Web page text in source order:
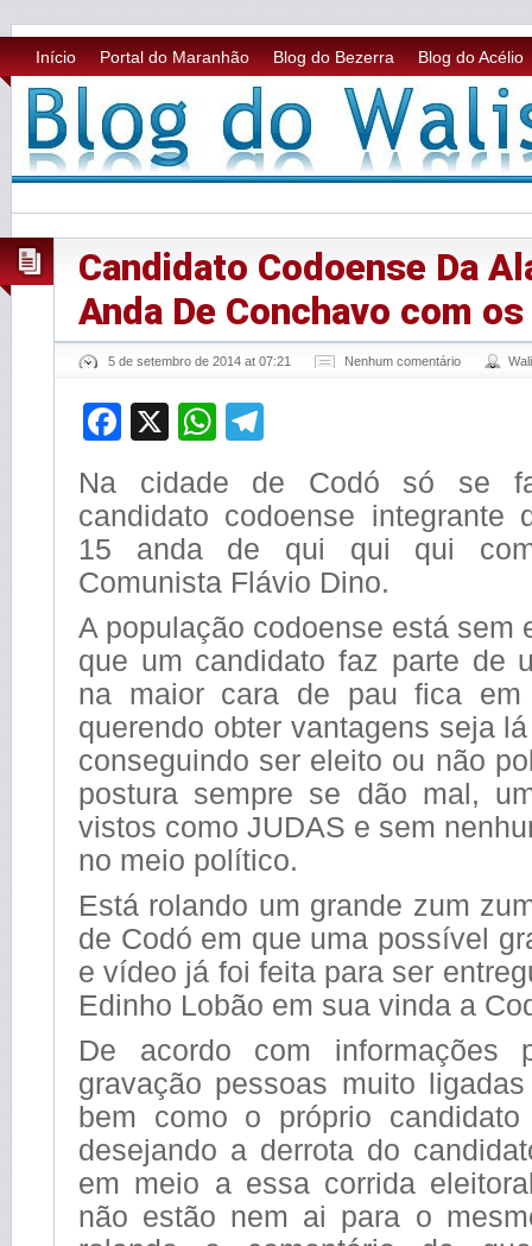
Início Portal do Maranhão Blog do Bezerra Blog do Acélio
Candidato Codoense Da
Anda De Conchavo com
5 de setembro de 2014 at 07:21 Nenhum comentário
Facebook
X WhatsApp
Na cidade de Codó só se
candidato codoense integrante
15 anda de qui qui qui
Comunista Flávio Dino.
A população codoense está sem
que um candidato faz parte de
na maior cara de pau fica
querendo obter vantagens seja
conseguindo ser eleito ou não
postura sempre se dão mal,
vistos como JUDAS e sem
no meio político.
Está rolando um grande zum
de Codó em que uma possível
e vídeo já foi feita para ser
Edinho Lobão em sua vinda a
De acordo com informações
gravação pessoas muito
bem como o próprio candidato
desejando a derrota do
em meio a essa corrida
não estão nem ai para o